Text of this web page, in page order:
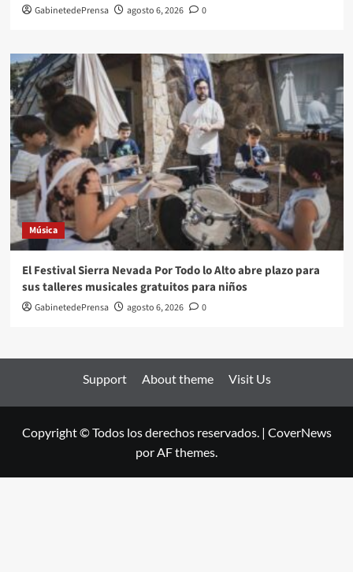
GabinetedePrensa agosto 6, 2026 0
Música
El Festival Sierra Nevada Por Todo lo Alto abre plazo para
sus talleres musicales gratuitos para niños
GabinetedePrensa agosto 6, 2026 0
Support About theme Visit Us
Copyright © Todos los derechos reservados. | CoverNews
por AF themes.